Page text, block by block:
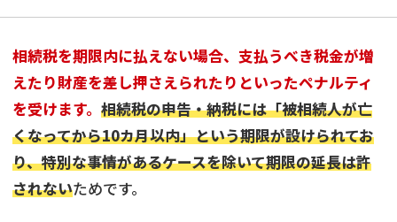
相続税を期限内に払えない場合、支払うべき税金が増
えたり財産を差し押さえられたりといったペナルティ
を受けます。 相続税の申告・納税には「被相続人が亡
くなってから10カ月以内」という期限が設けられてお
り、特別な事情があるケースを除いて期限の延長は許
されないためです。